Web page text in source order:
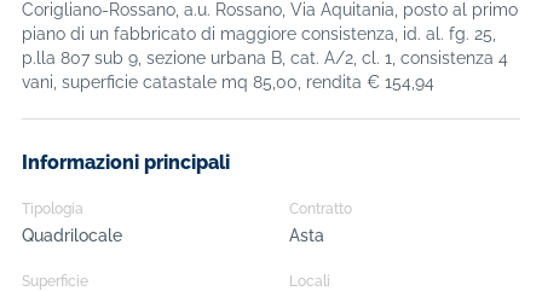
Corigliano-Rossano, a.u. Rossano, Via Aquitania, posto al primo
piano di un fabbricato di maggiore consistenza, id. al. fg. 25,
p.lla 807 sub 9, sezione urbana B, cat. A/2, cl. 1, consistenza 4
vani, superficie catastale mq 85,00, rendita € 154,94
Informazioni principali
Tipologia
Quadrilocale
Contratto
Asta
Superficie Locali